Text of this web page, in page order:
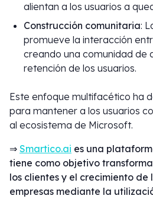
alientan a los usuarios a
Construcción comunitaria:
promueve la interacción
creando una comunidad de
retención de los usuarios.
Este enfoque multifacético ha
para mantener a los usuarios
al ecosistema de Microsoft.
⇒ Smartico.ai es una
tiene como objetivo
los clientes y el crecimiento de
empresas mediante la